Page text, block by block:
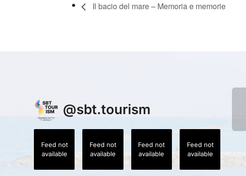
Il bacio del mare – Memoria e memorie
@sbt.tourism
Feed not
available
Feed not
available
Feed not
available
Feed not
available